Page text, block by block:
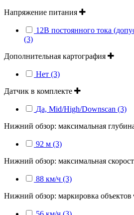
Напряжение питания
12В постоянного тока
(3)
Дополнительная картография
Нет (3)
Датчик в комплекте
Да, Mid/High/Downscan (3)
Нижний обзор: максимальная
92 м (3)
Нижний обзор: максимальная
88 км/ч (3)
Нижний обзор: маркировка объектов